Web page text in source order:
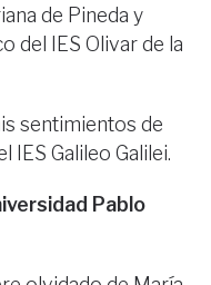
de Pineda y
del IES Olivar de la
sentimientos de
IES Galileo Galilei.
Pablo